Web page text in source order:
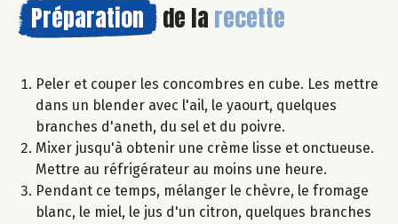
Préparation de la recette
Peler et couper les concombres en cube. Les mettre
dans un blender avec l'ail, le yaourt, quelques
branches d'aneth, du sel et du poivre.
Mixer jusqu'à obtenir une crème lisse et onctueuse.
Mettre au réfrigérateur au moins une heure.
Pendant ce temps, mélanger le chèvre, le fromage
blanc, le miel, le jus d'un citron, quelques branches